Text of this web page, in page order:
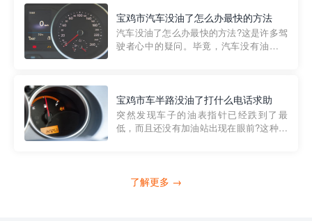
的送油师傅，解决没油的紧急情况。 首
先，让我们来了解一下穿...
宝鸡市汽车没油了怎么办最快的方法
汽车没油了怎么办最快的方法?这是许多驾
驶者心中的疑问。毕竟，汽车没有油就无
越者小程序是一款专门解决汽车没油问题
的在线服务平台。通过...
宝鸡市车半路没油了打什么电话求助
突然发现车子的油表指针已经跌到了最
低，而且还没有加油站出现在眼前?这种情
打4006363122请求送油人员来帮助你。
了解更多 →